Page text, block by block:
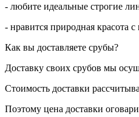
- любите идеальные строгие
- нравится природная красота
Как вы доставляете срубы?
Доставку своих срубов мы
Стоимость доставки
Поэтому цена доставки